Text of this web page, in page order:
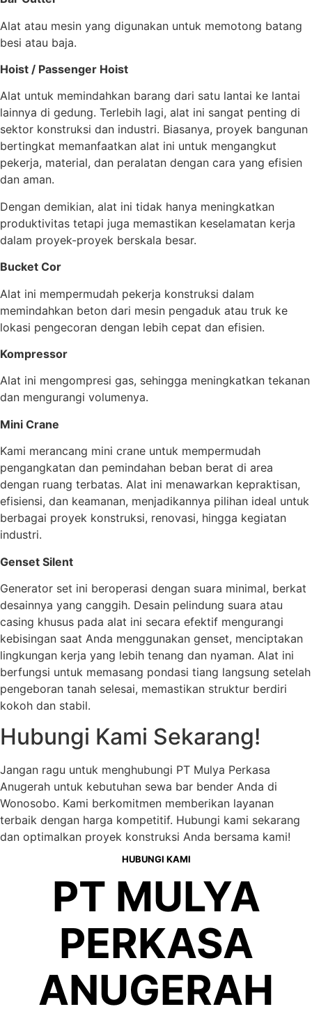
Alat atau mesin yang digunakan untuk memotong batang
besi atau baja.
Hoist / Passenger Hoist
Alat untuk memindahkan barang dari satu lantai ke lantai
lainnya di gedung. Terlebih lagi, alat ini sangat penting di
sektor konstruksi dan industri. Biasanya, proyek bangunan
bertingkat memanfaatkan alat ini untuk mengangkut
pekerja, material, dan peralatan dengan cara yang efisien
dan aman.
Dengan demikian, alat ini tidak hanya meningkatkan
produktivitas tetapi juga memastikan keselamatan kerja
dalam proyek-proyek berskala besar.
Bucket Cor
Alat ini mempermudah pekerja konstruksi dalam
memindahkan beton dari mesin pengaduk atau truk ke
lokasi pengecoran dengan lebih cepat dan efisien.
Kompressor
Alat ini mengompresi gas, sehingga meningkatkan tekanan
dan mengurangi volumenya.
Mini Crane
Kami merancang mini crane untuk mempermudah
pengangkatan dan pemindahan beban berat di area
dengan ruang terbatas. Alat ini menawarkan kepraktisan,
efisiensi, dan keamanan, menjadikannya pilihan ideal untuk
berbagai proyek konstruksi, renovasi, hingga kegiatan
industri.
Genset Silent
Generator set ini beroperasi dengan suara minimal, berkat
desainnya yang canggih. Desain pelindung suara atau
casing khusus pada alat ini secara efektif mengurangi
kebisingan saat Anda menggunakan genset, menciptakan
lingkungan kerja yang lebih tenang dan nyaman. Alat ini
berfungsi untuk memasang pondasi tiang langsung setelah
pengeboran tanah selesai, memastikan struktur berdiri
kokoh dan stabil.
Hubungi Kami Sekarang!
Jangan ragu untuk menghubungi PT Mulya Perkasa
Anugerah untuk kebutuhan sewa bar bender Anda di
Wonosobo. Kami berkomitmen memberikan layanan
terbaik dengan harga kompetitif. Hubungi kami sekarang
dan optimalkan proyek konstruksi Anda bersama kami!
HUBUNGI KAMI
PT MULYA
PERKASA
ANUGERAH